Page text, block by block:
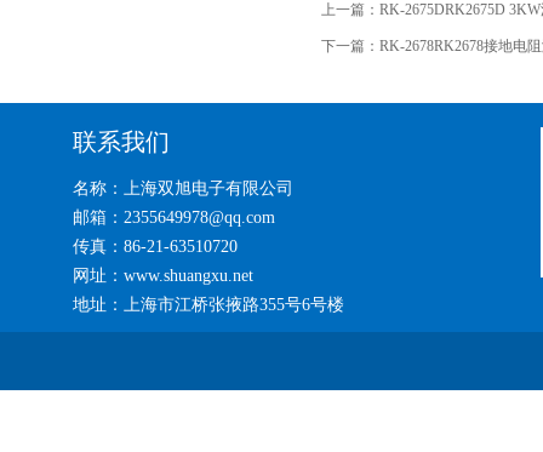
上一篇： RK-2675DRK2675D
下一篇： RK-2678RK2678接地电
联系我们
名称：上海双旭电子有限公司
邮箱：2355649978@qq.com
传真：86-21-63510720
网址：www.shuangxu.net
地址：上海市江桥张掖路355号6号楼